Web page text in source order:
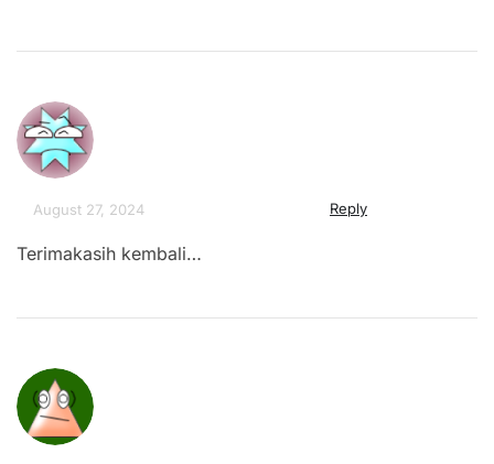
August 27, 2024 Reply
Terimakasih kembali…